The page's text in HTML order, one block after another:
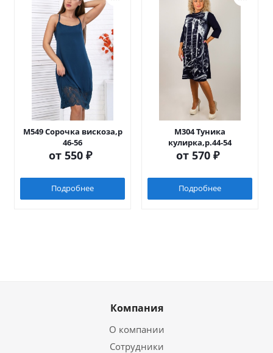
М549 Сорочка вискоза,р
46-56
от 550 ₽
Подробнее
М304 Туника
кулирка,р.44-54
от 570 ₽
Подробнее
Компания
О компании
Сотрудники